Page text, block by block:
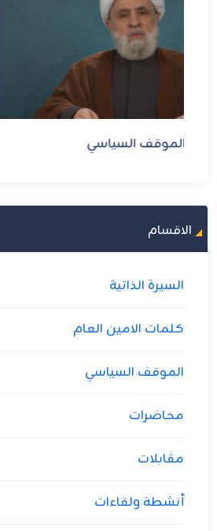
الموقف السياسي
الاقسام
السيرة الذاتية
كلمات الامين العام
الموقف السياسي
محاضرات
مقابلات
أنشطة ولقاءات